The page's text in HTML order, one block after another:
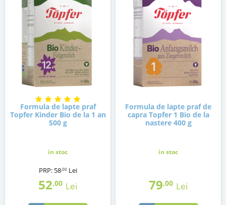
Formula de lapte praf
Topfer Kinder Bio de la 1 an
500 g
in stoc
PRP: 58,00 Lei
52,00 Lei
Formula de lapte praf de
capra Topfer 1 Bio de la
nastere 400 g
in stoc
79,00 Lei